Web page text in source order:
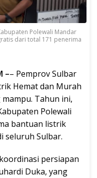
Polewali Mandar
dari total 171 penerima
–– Pemprov Sulbar
Hemat dan Murah
Tahun ini,
Polewali
bantuan listrik
seluruh Sulbar.
persiapan
Duka, yang